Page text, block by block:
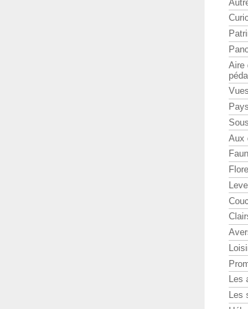
Aire
Aux
Flore
Les
Les